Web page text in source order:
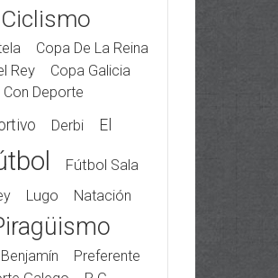
Ciclismo
Copa De La Reina
Rey
Copa Galicia
Con Deporte
Derbi El
Fútbol Sala
Lugo Natación
Preferente